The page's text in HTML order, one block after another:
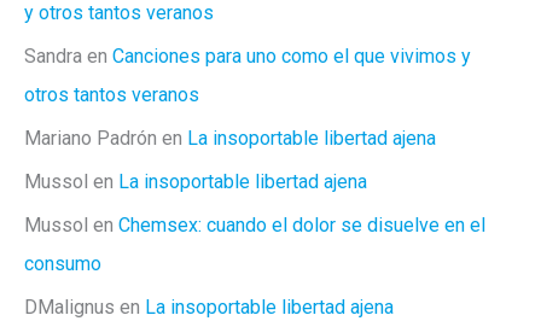
y otros tantos veranos
Sandra en Canciones para uno como el que vivimos y
otros tantos veranos
Mariano Padrón en La insoportable libertad ajena
Mussol en La insoportable libertad ajena
Mussol en Chemsex: cuando el dolor se disuelve en el
consumo
DMalignus en La insoportable libertad ajena